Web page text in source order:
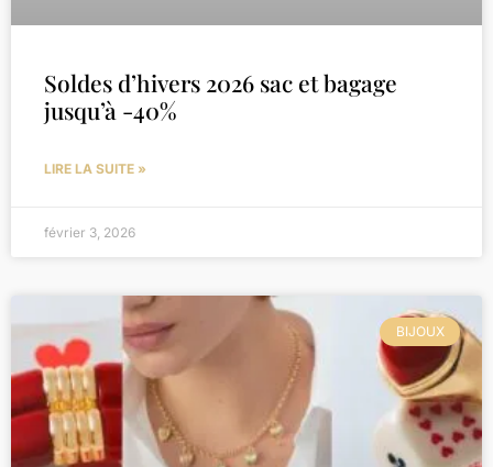
Soldes d’hivers 2026 sac et bagage
jusqu’à -40%
LIRE LA SUITE »
février 3, 2026
BIJOUX